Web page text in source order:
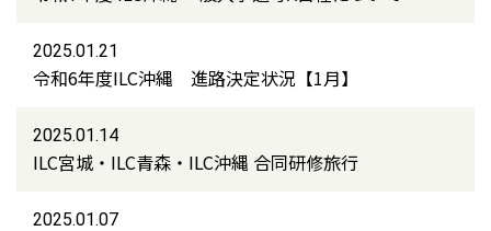
2025.01.21
令和6年度ILC沖縄 進路決定状況【1月】
2025.01.14
ILC宮城・ILC青森・ILC沖縄 合同研修旅行
2025.01.07